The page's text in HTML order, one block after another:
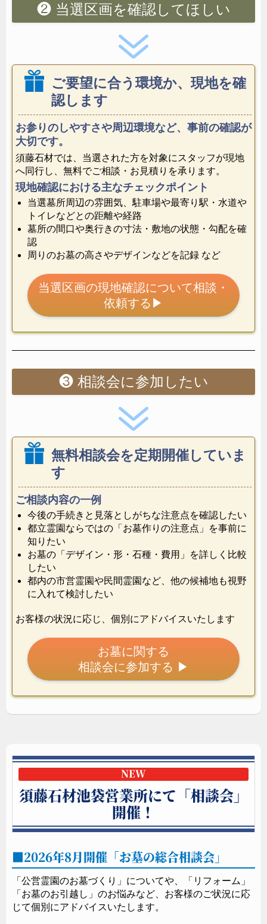
❷当選区画を確認してほしい
ご要望に合う環境か、現地を確
認します
お参りのしやすさや周辺環境など、事前の確認が
大切です。
須藤石材では、当選された方を対象にスタッフが現地
へ同行し、無料でご相談・お見積りを承ります。
現地確認における主なチェックポイント
当選墓所周辺の雰囲気、駐車場や最寄り駅・水道や
トイレなどとの距離や経路
墓所の間口や奥行きの寸法・敷地の状態・勾配を確
認
周りのお墓の高さやデザインなどを記録 など
当選区画の現地確認について相談・
依頼する ▶
❸相談会に参加したい
無料相談会を定期開催していま
す
ご相談内容の一例
今後の手続きと見落としがちな注意点を確認したい
都立霊園ならではの「お墓作りの注意点」を事前に
知りたい
お墓の「デザイン・形・石種・費用」を詳しく比較
したい
都内の市営霊園や民間霊園など、他の候補地も視野
に入れて検討したい
お客様の状況に応じ、個別にアドバイスいたします
お墓に関する
相談会に参加する ▶
NEW
須藤石材池袋営業所にて「相談会」
開催！
2026年8月開催「お墓の総合相談会」
「公営霊園のお墓づくり」についてや、「リフォーム」
「お墓のお引越し」のお悩みなど、お客様のご状況に応
じて個別にアドバイスいたします。